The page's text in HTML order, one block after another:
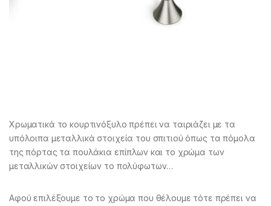
Χρωματικά το κουρτινόξυλο πρέπει να ταιριάζει με τα
υπόλοιπα μεταλλικά στοιχεία του σπιτιού όπως τα πόμολα
της πόρτας τα πουλάκια επίπλων και το χρώμα των
μεταλλικών στοιχείων το πολύφωτων…
Αφού επιλέξουμε το το χρώμα που θέλουμε τότε πρέπει να